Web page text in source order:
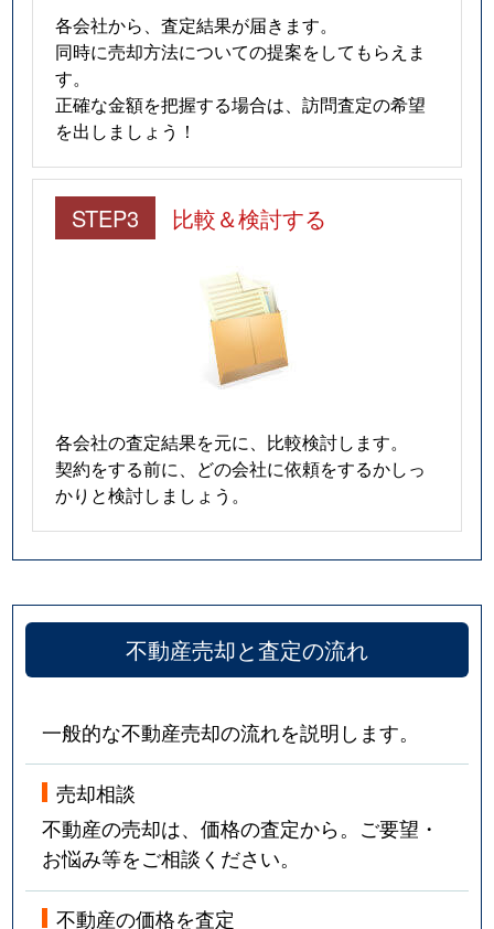
各会社から、査定結果が届きます。
同時に売却方法についての提案をしてもらえま
す。
正確な金額を把握する場合は、訪問査定の希望
を出しましょう！
STEP3 比較＆検討する
各会社の査定結果を元に、比較検討します。
契約をする前に、どの会社に依頼をするかしっ
かりと検討しましょう。
不動産売却と査定の流れ
一般的な不動産売却の流れを説明します。
売却相談
不動産の売却は、価格の査定から。ご要望・
お悩み等をご相談ください。
不動産の価格を査定